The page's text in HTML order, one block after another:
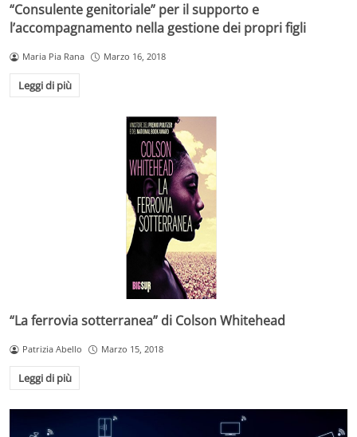
“Consulente genitoriale” per il supporto e
l’accompagnamento nella gestione dei propri figli
Maria Pia Rana Marzo 16, 2018
Leggi di più
“La ferrovia sotterranea” di Colson Whitehead
Patrizia Abello Marzo 15, 2018
Leggi di più